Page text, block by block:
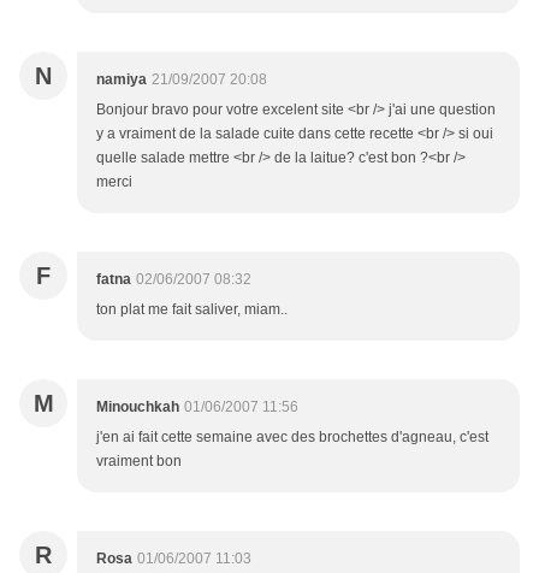
N namiya 21/09/2007 20:08
Bonjour bravo pour votre excelent site <br /> j'ai une question
y a vraiment de la salade cuite dans cette recette <br /> si oui
quelle salade mettre <br /> de la laitue? c'est bon ?<br />
merci
F fatna 02/06/2007 08:32
ton plat me fait saliver, miam..
M Minouchkah 01/06/2007 11:56
j'en ai fait cette semaine avec des brochettes d'agneau, c'est
vraiment bon
R Rosa 01/06/2007 11:03